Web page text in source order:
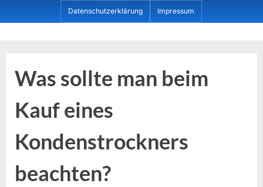
to
Datenschutzerklärung Impressum
Was sollte man beim
Kauf eines
Kondenstrockners
beachten?